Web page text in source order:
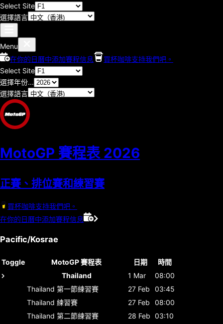
Select Site
選擇語言
Menu
在你的日曆中添加賽程信息
買杯咖啡支持我們吧。
Select Site
選擇年份...
選擇語言
MotoGP 賽程表 2026
正賽、排位賽和練習賽
買杯咖啡支持我們吧。
在你的日曆中添加賽程信息
Pacific/Kosrae
Toggle MotoGP 賽程表 日期
時間
Thailand
1 Mar
08:00
Thailand 第一節練習賽 27 Feb
03:45
Thailand 練習賽 27 Feb
08:00
Thailand 第二節練習賽 28 Feb 03:10